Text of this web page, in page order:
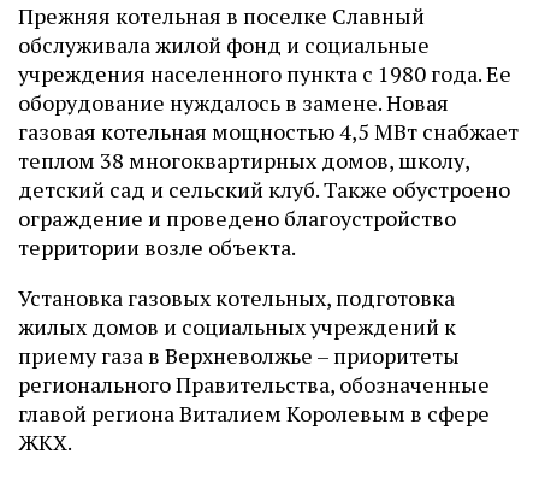
Прежняя котельная в поселке Славный
обслуживала жилой фонд и социальные
учреждения населенного пункта с 1980 года. Ее
оборудование нуждалось в замене. Новая
газовая котельная мощностью 4,5 МВт снабжает
теплом 38 многоквартирных домов, школу,
детский сад и сельский клуб. Также обустроено
ограждение и проведено благоустройство
территории возле объекта.
Установка газовых котельных, подготовка
жилых домов и социальных учреждений к
приему газа в Верхневолжье – приоритеты
регионального Правительства, обозначенные
главой региона Виталием Королевым в сфере
ЖКХ.